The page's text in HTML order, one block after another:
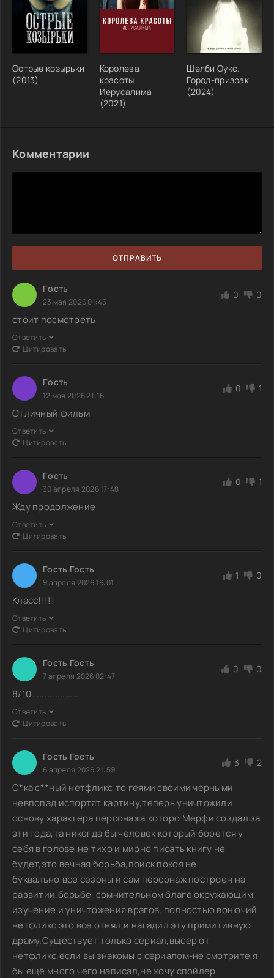
Острые козырьки
(2013)
Королева
красоты
Иерусалима
(2021)
Шелби Оукс.
Город-призрак
(2024)
Комментарии
ОТПРАВИТЬ
Гoсть
23 мая 2026 01:45
0 0
стоит посмотреть
Ответить
Цитировать
Гoсть
12 мая 2026 21:16
0 1
Отличный фильм
Ответить
Цитировать
Гoсть
30 апреля 2026 17:48
0 1
Жду продолжение
Ответить
Цитировать
Гость Гость
9 апреля 2026 16:01
1 0
Класс!!!!!
Ответить
Цитировать
Гость Гость
7 апреля 2026 02:47
0 0
8/10..................
Ответить
Цитировать
Гость Гость
6 апреля 2026 21:59
3 2
С*ка с**ный нетфликс,то геями своими черными
невпопад испортят картину,теперь уничтожили
основу характера персонажа,которо Мерфи создал за
эти года,та никогда бы человек который борется у
себя в голове,не тихо и мирно писать книгу не
будет,это вечная борьба,поиск покоя не
буквально,все сезоны и сам персонаж построен на
развитии,борьбе, сомнительном благе окружающим,
изучение и уничтожения врагов, полностью вонючий
нетфликс это все отнял,и нагадил эту примитивную
драму.Существует только сериал,высер от
нетфликс,если вы знакомы с сериалом-не смотрите,я
бы ещё много чего написал,не хочу спойлер